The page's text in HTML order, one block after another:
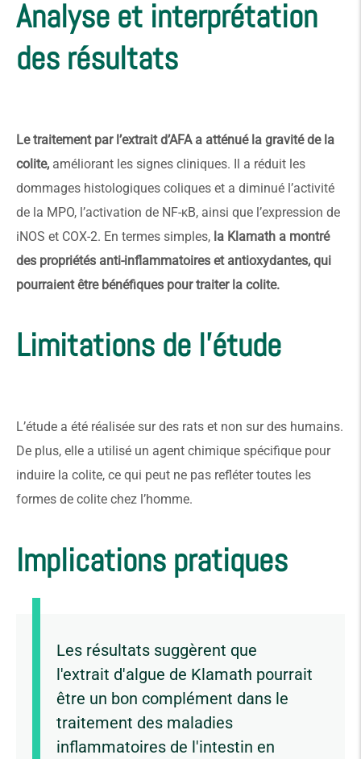
Analyse et interprétation
des résultats
Le traitement par l’extrait d’AFA a atténué la gravité de la
colite, améliorant les signes cliniques. Il a réduit les
dommages histologiques coliques et a diminué l’activité
de la MPO, l’activation de NF-κB, ainsi que l’expression de
iNOS et COX-2. En termes simples, la Klamath a montré
des propriétés anti-inflammatoires et antioxydantes, qui
pourraient être bénéfiques pour traiter la colite.
Limitations de l'étude
L’étude a été réalisée sur des rats et non sur des humains.
De plus, elle a utilisé un agent chimique spécifique pour
induire la colite, ce qui peut ne pas refléter toutes les
formes de colite chez l’homme.
Implications pratiques
Les résultats suggèrent que
l'extrait d'algue de Klamath pourrait
être un bon complément dans le
traitement des maladies
inflammatoires de l'intestin en